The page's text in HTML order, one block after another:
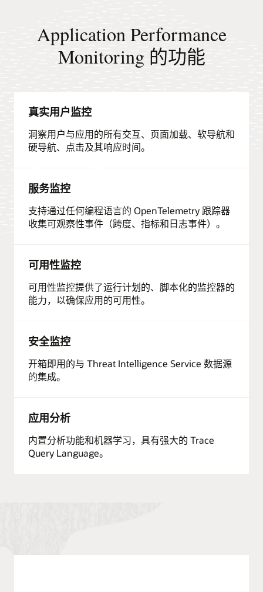
Application Performance
Monitoring 的功能
真实用户监控
洞察用户与应用的所有交互、页面加载、软导航和
硬导航、点击及其响应时间。
服务监控
支持通过任何编程语言的 OpenTelemetry 跟踪器
收集可观察性事件（跨度、指标和日志事件）。
可用性监控
可用性监控提供了运行计划的、脚本化的监控器的
能力，以确保应用的可用性。
安全监控
开箱即用的与 Threat Intelligence Service 数据源
的集成。
应用分析
内置分析功能和机器学习，具有强大的 Trace
Query Language。